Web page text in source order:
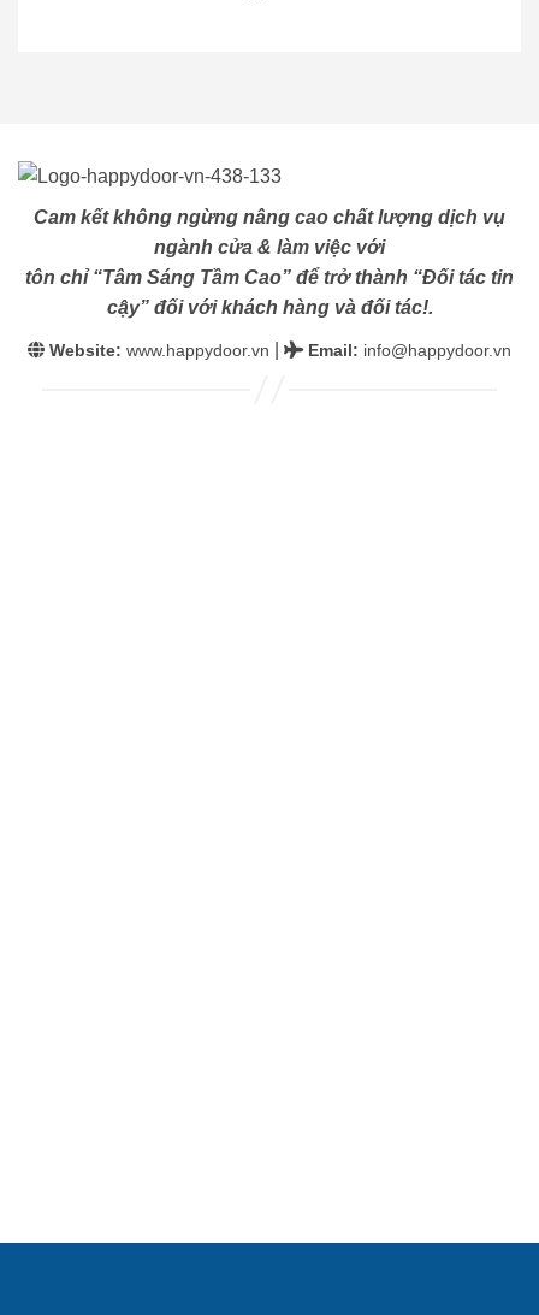
Cam kết không ngừng nâng cao chất lượng dịch vụ
ngành cửa & làm việc với
tôn chỉ “Tâm Sáng Tầm Cao” để trở thành “Đối tác tin
cậy” đối với khách hàng và đối tác!.
Website: www.happydoor.vn Email: info@happydoor.vn